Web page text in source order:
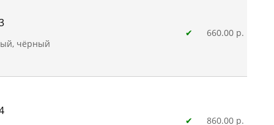
чёрный
✔ 660.00 р.
✔ 860.00 р.